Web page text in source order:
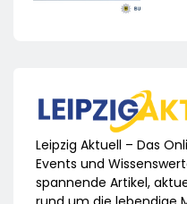
Leipzig Aktuell – Das
Events und
spannende Artikel,